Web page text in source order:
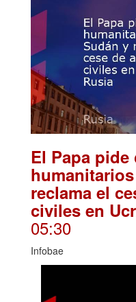
El Papa
reclama el
civiles en
05:30
Infobae